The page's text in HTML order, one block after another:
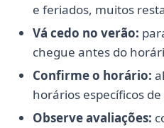
e feriados, muitos
Vá cedo no verão:
chegue antes do
Confirme o horário:
horários específicos
Observe avaliações: